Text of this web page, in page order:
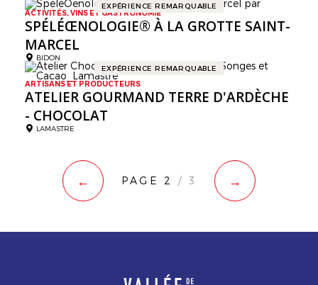
EXPÉRIENCE REMARQUABLE
ACTIVITÉS, VINS ET GASTRONOMIE
SPÉLÉŒNOLOGIE® À LA GROTTE SAINT-
MARCEL
BIDON
EXPÉRIENCE REMARQUABLE
ARTISANS ET PRODUCTEURS
ATELIER GOURMAND TERRE D'ARDÈCHE
- CHOCOLAT
LAMASTRE
← PAGE 2 / 3 →